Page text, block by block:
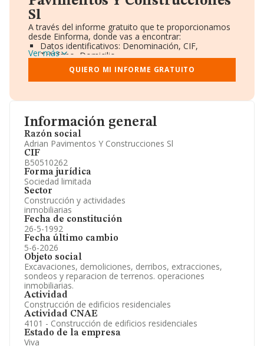
Información general
Razón social
Adrian Pavimentos Y Construcciones Sl
CIF
B50510262
Forma jurídica
Sociedad limitada
Sector
Construcción y actividades
inmobiliarias
Fecha de constitución
26-5-1992
Fecha último cambio
5-6-2026
Objeto social
Excavaciones, demoliciones, derribos, extracciones,
sondeos y reparacion de terrenos. operaciones
inmobiliarias.
Actividad
Construcción de edificios residenciales
Actividad CNAE
4101 - Construcción de edificios residenciales
Estado de la empresa
Viva
Sl
A través del informe gratuito que te proporcionamos
desde Einforma, donde vas a encontrar:
Datos identificativos: Denominación, CIF,
Teléfono, Domicilio.
Informe Mercantil Completo (BORME).
Gráficos de Evolución Ventas y Empleados.
Consejo de Administración y Administradores.
Accionistas.
Artículos de prensa publicados sobre la empresa.
Información oficial y registral complementaria.
Ver más
QUIERO MI INFORME GRATUITO